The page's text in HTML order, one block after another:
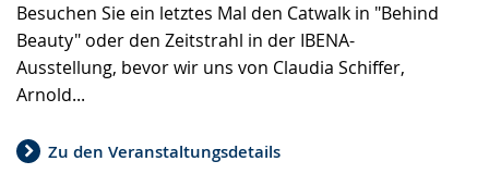
Besuchen Sie ein letztes Mal den Catwalk in "Behind
Beauty" oder den Zeitstrahl in der IBENA-
Ausstellung, bevor wir uns von Claudia Schiffer,
Arnold...
Zu den Veranstaltungsdetails